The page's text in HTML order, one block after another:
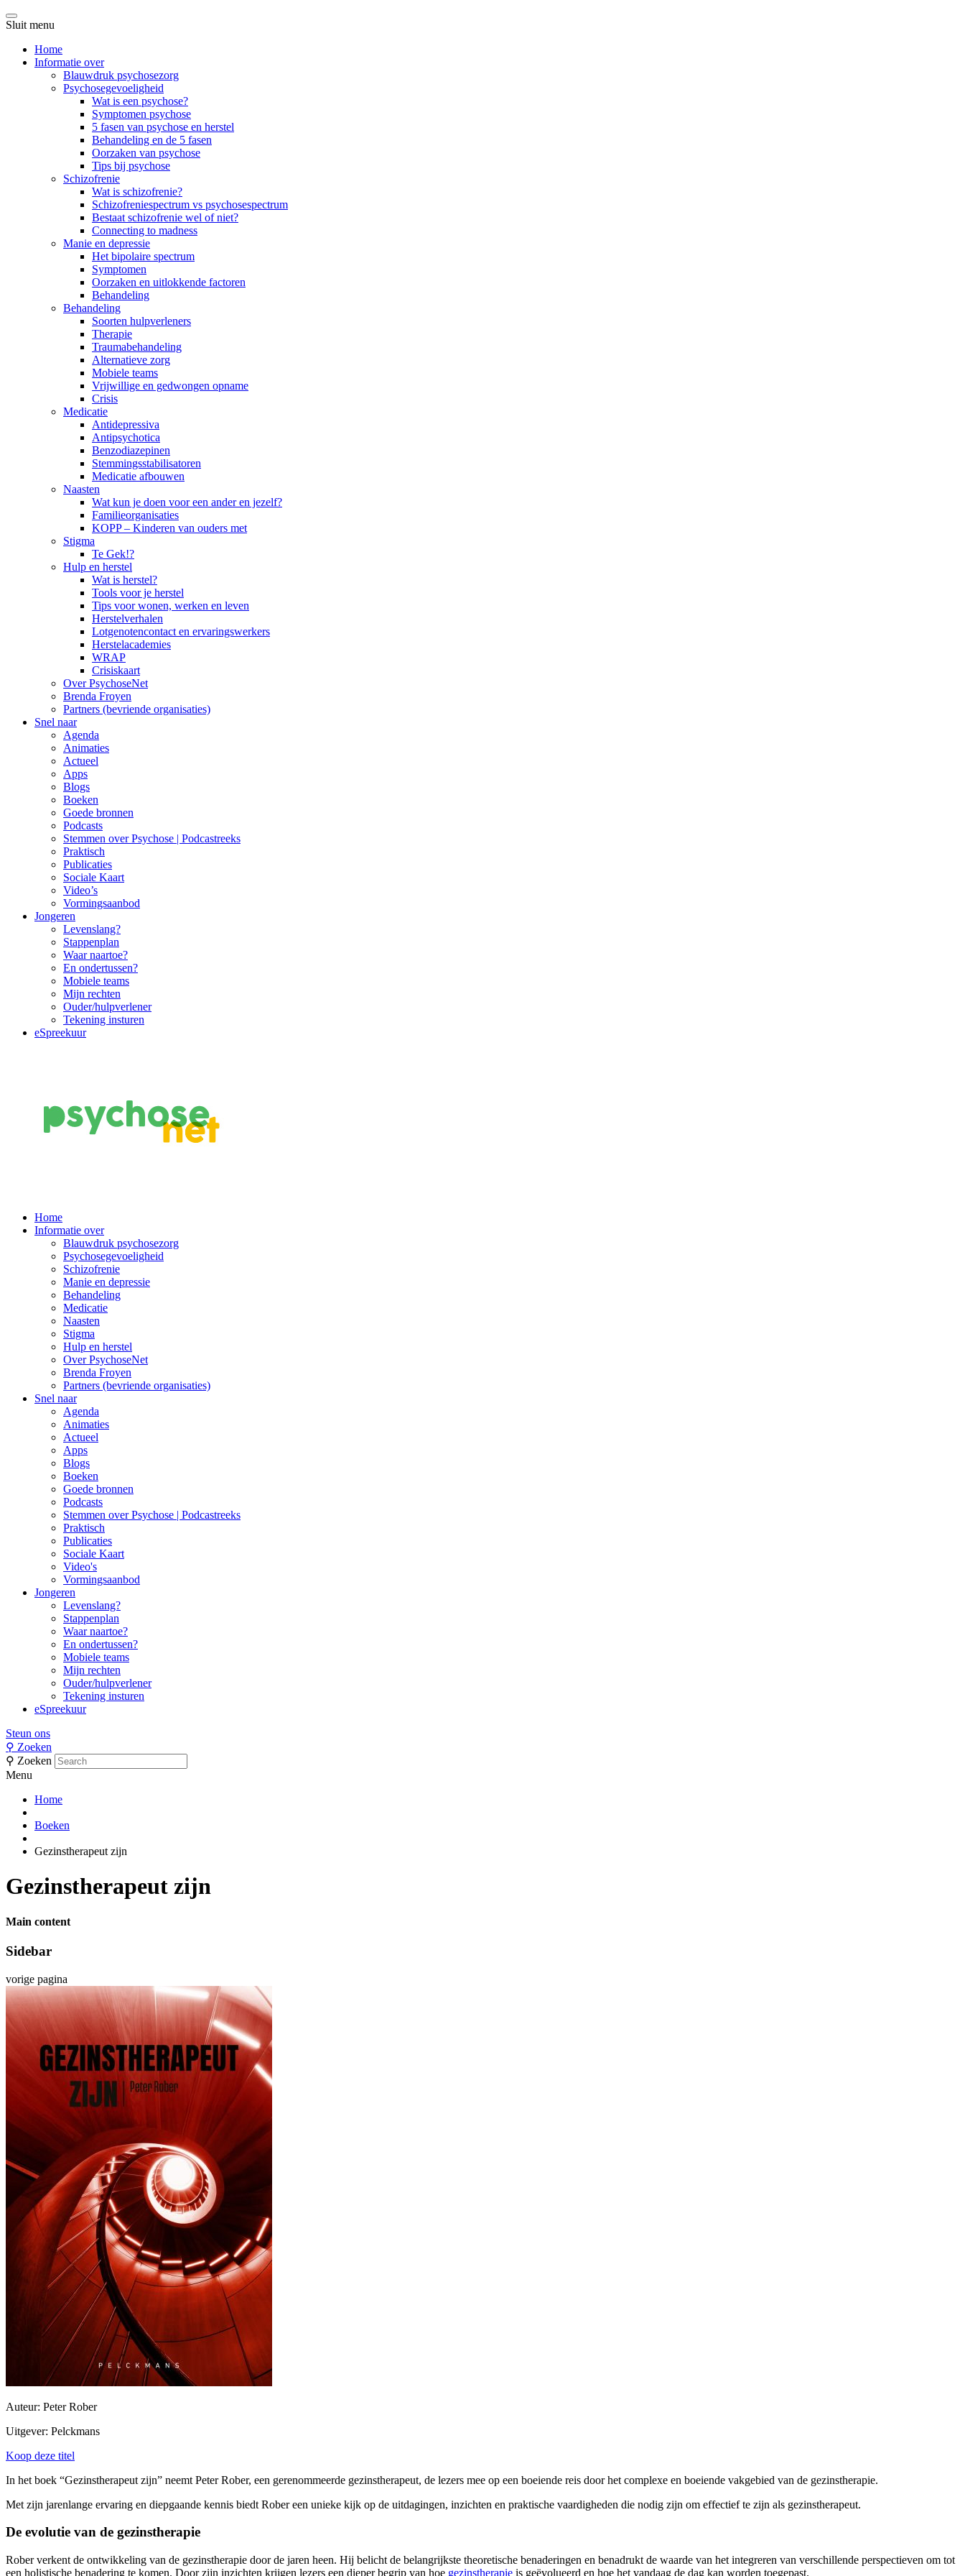
Sluit menu
Home
Informatie over
Blauwdruk psychosezorg
Psychosegevoeligheid
Wat is een psychose?
Symptomen psychose
5 fasen van psychose en herstel
Behandeling en de 5 fasen
Oorzaken van psychose
Tips bij psychose
Schizofrenie
Wat is schizofrenie?
Schizofreniespectrum vs psychosespectrum
Bestaat schizofrenie wel of niet?
Connecting to madness
Manie en depressie
Het bipolaire spectrum
Symptomen
Oorzaken en uitlokkende factoren
Behandeling
Behandeling
Soorten hulpverleners
Therapie
Traumabehandeling
Alternatieve zorg
Mobiele teams
Vrijwillige en gedwongen opname
Crisis
Medicatie
Antidepressiva
Antipsychotica
Benzodiazepinen
Stemmingsstabilisatoren
Medicatie afbouwen
Naasten
Wat kun je doen voor een ander en jezelf?
Familieorganisaties
KOPP – Kinderen van ouders met
Stigma
Te Gek!?
Hulp en herstel
Wat is herstel?
Tools voor je herstel
Tips voor wonen, werken en leven
Herstelverhalen
Lotgenotencontact en ervaringswerkers
Herstelacademies
WRAP
Crisiskaart
Over PsychoseNet
Brenda Froyen
Partners (bevriende organisaties)
Snel naar
Agenda
Animaties
Actueel
Apps
Blogs
Boeken
Goede bronnen
Podcasts
Stemmen over Psychose | Podcastreeks
Praktisch
Publicaties
Sociale Kaart
Video’s
Vormingsaanbod
Jongeren
Levenslang?
Stappenplan
Waar naartoe?
En ondertussen?
Mobiele teams
Mijn rechten
Ouder/hulpverlener
Tekening insturen
eSpreekuur
Main
Navigation
Home
Informatie over
Blauwdruk psychosezorg
Psychosegevoeligheid
Schizofrenie
Manie en depressie
Behandeling
Medicatie
Naasten
Stigma
Hulp en herstel
Over PsychoseNet
Brenda Froyen
Partners (bevriende organisaties)
Snel naar
Agenda
Animaties
Actueel
Apps
Blogs
Boeken
Goede bronnen
Podcasts
Stemmen over Psychose | Podcastreeks
Praktisch
Publicaties
Sociale Kaart
Video's
Vormingsaanbod
Jongeren
Levenslang?
Stappenplan
Waar naartoe?
En ondertussen?
Mobiele teams
Mijn rechten
Ouder/hulpverlener
Tekening insturen
eSpreekuur
Steun ons
⚲ Zoeken
⚲ Zoeken
Menu
Home
Boeken
Gezinstherapeut zijn
Gezinstherapeut zijn
Main content
Sidebar
vorige pagina
Auteur: Peter Rober
Uitgever: Pelckmans
Koop deze titel
In het boek “Gezinstherapeut zijn” neemt Peter Rober, een gerenommeerde gezinstherapeut, de lezers mee op een boeiende reis door het complexe en boeiende vakgebied van de gezinstherapie.
Met zijn jarenlange ervaring en diepgaande kennis biedt Rober een unieke kijk op de uitdagingen, inzichten en praktische vaardigheden die nodig zijn om effectief te zijn als gezinstherapeut.
De evolutie van de gezinstherapie
Rober verkent de ontwikkeling van de gezinstherapie door de jaren heen. Hij belicht de belangrijkste theoretische benaderingen en benadrukt de waarde van het integreren van verschillende perspectieven om tot
een holistische benadering te komen. Door zijn inzichten krijgen lezers een dieper begrip van hoe gezinstherapie is geëvolueerd en hoe het vandaag de dag kan worden toegepast.